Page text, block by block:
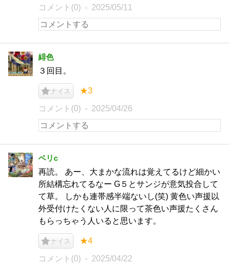
コメント(0) 2025/05/11
緋色
３回目。
ナイス ★3
コメント(0) 2025/04/26
ベリc
再読。 あー、大まかな流れは覚えてるけど細かい
所結構忘れてるなー G５とサンジが意気投合して
て草。 しかも連帯感半端ないし(笑) 黄色い声援以
外受付けたくない人に限って茶色い声援たくさん
もらっちゃう人いると思います。
ナイス ★4
コメント(0) 2025/04/22